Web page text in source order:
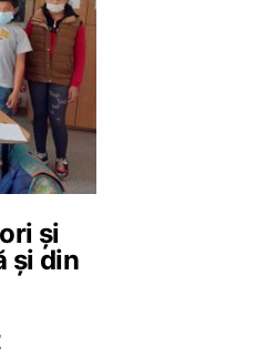
și
și din